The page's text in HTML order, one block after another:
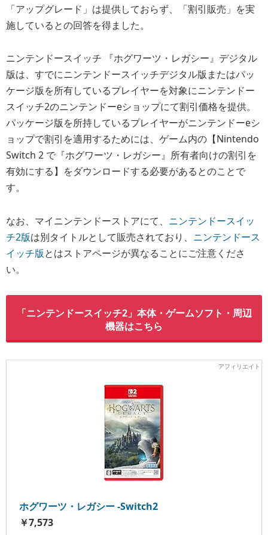
「アップグレード」は提供しておらず、「割引販売」を実
施しているとの回答を得ました。
ニンテンドースイッチ 『ホグワーツ・レガシー』デジタル
版は、すでにニンテンドースイッチデジタル版またはパッ
ケージ版を所有しているプレイヤーを対象にニンテンドー
スイッチ2のニンテンドーeショップにて割引価格を提供。
パッケージ版を所持しているプレイヤーがニンテンドーeシ
ョップで割引を適用するためには、ゲーム内の【Nintendo
Switch 2 で『ホグワーツ・レガシー』所有者向けの割引を
有効にする】をダウンロードする必要があるとのことで
す。
なお、マイニンテンドーストアにて、 ニンテンドースイッ
チ2版は別タイトルとして販売されており、 ニンテンドース
イッチ版とはストアページが異なることにご注意くださ
い。
「ニンテンドースイッチ2」本体・ゲームソフト・周辺
機器はこちら
ホグワーツ・レガシー -Switch2
￥7,573